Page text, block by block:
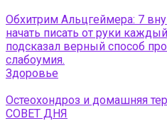
Обхитрим Альцгеймера: 7
начать писать от руки
подсказал верный способ
слабоумия.
Здоровье
Остеохондроз и домашняя
СОВЕТ ДНЯ